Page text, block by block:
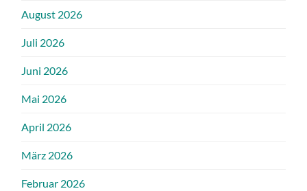
August 2026
Juli 2026
Juni 2026
Mai 2026
April 2026
März 2026
Februar 2026